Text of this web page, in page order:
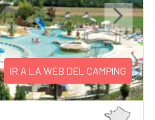
Next
IR A LA WEB DEL CAMPING